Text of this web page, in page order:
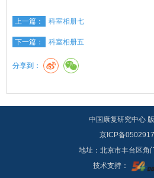
上一篇： 科室相册七
下一篇： 科室相册五
分享到：
中国康复研究中心
京ICP备
地址：北京市丰台区角
技术支持：